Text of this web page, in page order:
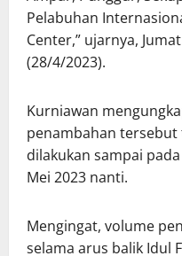
Pelabuhan
Center,” ujarnya, Jumat
(28/4/2023).
Kurniawan
penambahan tersebut
dilakukan sampai
Mei 2023 nanti.
Mengingat, volume
selama arus balik Idul